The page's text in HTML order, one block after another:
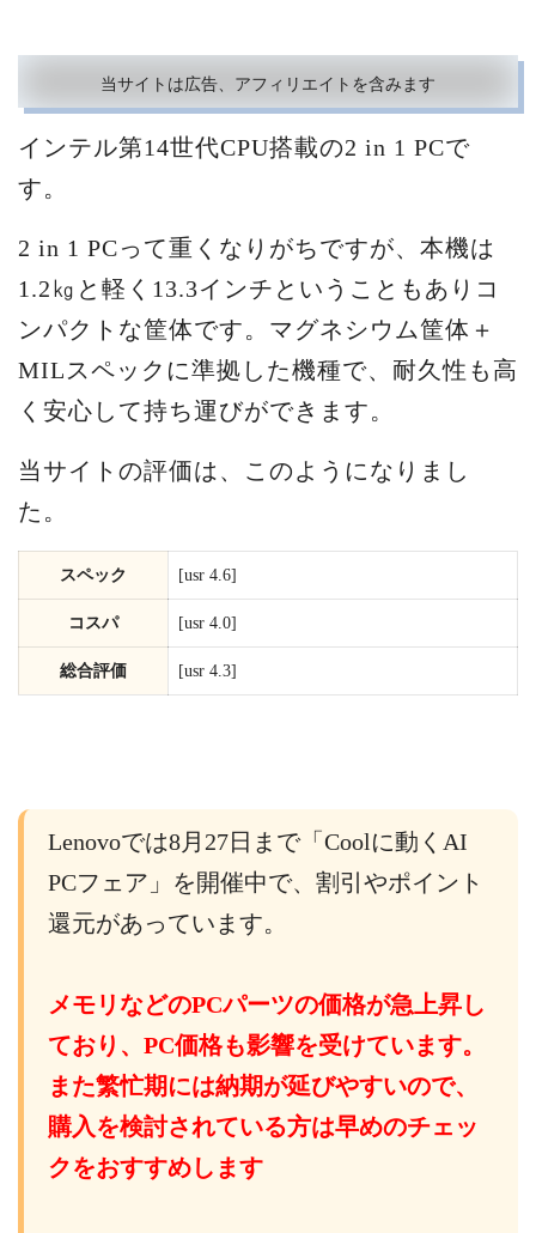
当サイトは広告、アフィリエイトを含みます
インテル第14世代CPU搭載の2 in 1 PCで
す。
2 in 1 PCって重くなりがちですが、本機は
1.2㎏と軽く13.3インチということもありコ
ンパクトな筐体です。マグネシウム筐体＋
MILスペックに準拠した機種で、耐久性も高
く安心して持ち運びができます。
当サイトの評価は、このようになりまし
た。
スペック [usr 4.6]
コスパ [usr 4.0]
総合評価 [usr 4.3]
Lenovoでは8月27日まで「Coolに動くAI
PCフェア」を開催中で、割引やポイント
還元があっています。
メモリなどのPCパーツの価格が急上昇し
ており、PC価格も影響を受けています。
また繁忙期には納期が延びやすいので、
購入を検討されている方は早めのチェッ
クをおすすめします